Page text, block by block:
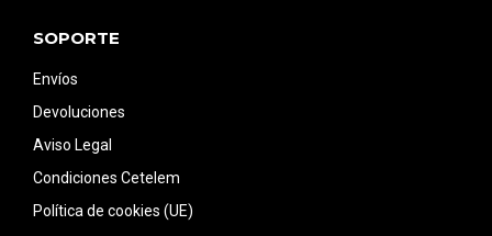
SOPORTE
Envíos
Devoluciones
Aviso Legal
Condiciones Cetelem
Política de cookies (UE)